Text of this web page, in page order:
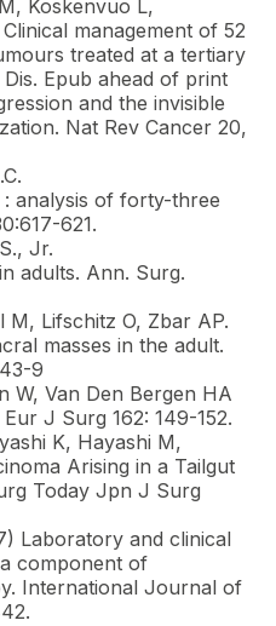
Koskenvuo L,
management of 52
treated at a tertiary
Epub ahead of print
and the invisible
Nat Rev Cancer 20,
analysis of forty-three
621.
Jr.
adults. Ann. Surg.
Lifschitz O, Zbar AP.
masses in the adult.
9
W, Van Den Bergen HA
J Surg 162: 149-152.
K, Hayashi M,
Arising in a Tailgut
Today Jpn J Surg
Laboratory and clinical
component of
International Journal of